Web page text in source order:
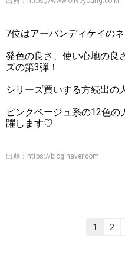
7位はアーバンディケイの
発色の良さ、使い心地の良
ズの第3弾！
シリーズ買いする方続出の
ピンクベージュ系の12色
躍します♡
出典： https://blog.naver.com
1 2